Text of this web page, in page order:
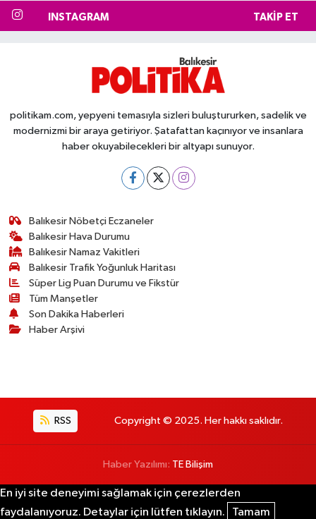
INSTAGRAM TAKIP ET
politikam.com, yepyeni temasıyla sizleri buluştururken, sadelik ve
modernizmi bir araya getiriyor. Şatafattan kaçınıyor ve insanlara
haber okuyabilecekleri bir altyapı sunuyor.
Balıkesir Nöbetçi Eczaneler
Balıkesir Hava Durumu
Balıkesir Namaz Vakitleri
Balıkesir Trafik Yoğunluk Haritası
Süper Lig Puan Durumu ve Fikstür
Tüm Manşetler
Son Dakika Haberleri
Haber Arşivi
RSS Copyright © 2025. Her hakkı saklıdır.
Haber Yazılımı: TE Bilişim
En iyi site deneyimi sağlamak için çerezlerden
faydalanıyoruz. Detaylar için lütfen tıklayın.
Tamam